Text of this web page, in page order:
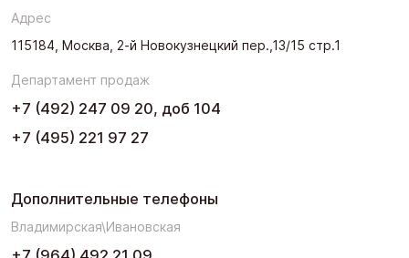
Адрес
115184, Москва, 2-й Новокузнецкий пер.,13/15 стр.1
Департамент продаж
+7 (492) 247 09 20, доб 104
+7 (495) 221 97 27
Дополнительные телефоны
Владимирская\Ивановская